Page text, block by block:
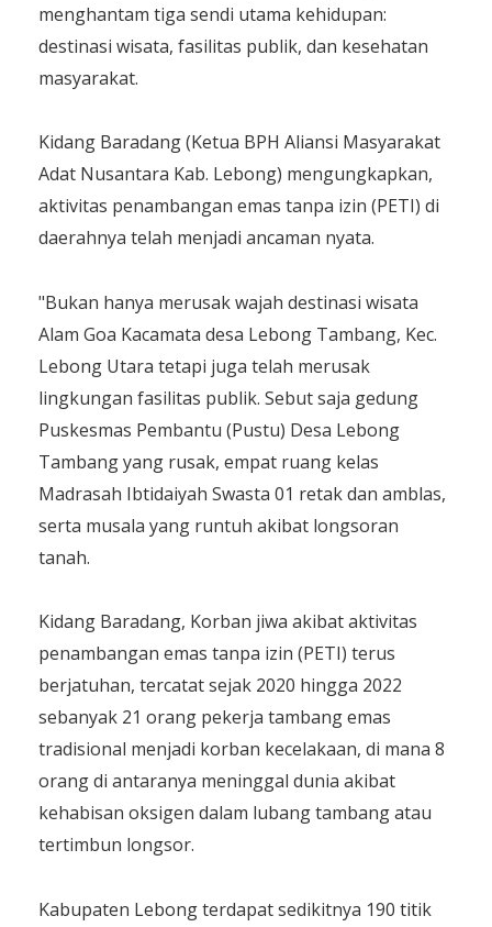
menghantam tiga sendi utama kehidupan:
destinasi wisata, fasilitas publik, dan kesehatan
masyarakat.
Kidang Baradang (Ketua BPH Aliansi Masyarakat
Adat Nusantara Kab. Lebong) mengungkapkan,
aktivitas penambangan emas tanpa izin (PETI) di
daerahnya telah menjadi ancaman nyata.
"Bukan hanya merusak wajah destinasi wisata
Alam Goa Kacamata desa Lebong Tambang, Kec.
Lebong Utara tetapi juga telah merusak
lingkungan fasilitas publik. Sebut saja gedung
Puskesmas Pembantu (Pustu) Desa Lebong
Tambang yang rusak, empat ruang kelas
Madrasah Ibtidaiyah Swasta 01 retak dan amblas,
serta musala yang runtuh akibat longsoran
tanah.
Kidang Baradang, Korban jiwa akibat aktivitas
penambangan emas tanpa izin (PETI) terus
berjatuhan, tercatat sejak 2020 hingga 2022
sebanyak 21 orang pekerja tambang emas
tradisional menjadi korban kecelakaan, di mana 8
orang di antaranya meninggal dunia akibat
kehabisan oksigen dalam lubang tambang atau
tertimbun longsor.
Kabupaten Lebong terdapat sedikitnya 190 titik